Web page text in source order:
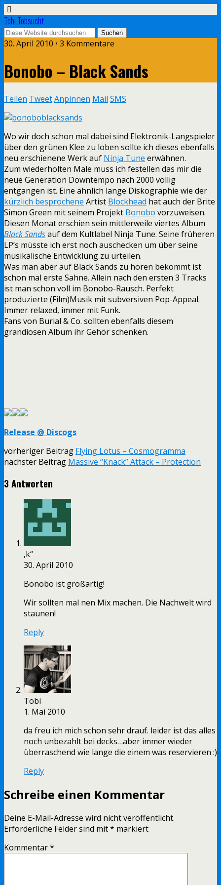
Tobi Tobsucht
30. April 2010 • 3 Kommentare
Bonobo – Black Sands
Teilen TweetAnpinnen Mail SMS
Wo wir doch schon mal dabei sind Elektronik-Langspieler
über den grünen Klee zu loben sollte ich dieses ebenfalls
neu erschienene Werk auf Ninja Tune erwähnen.
Zum wiederholten Male muss ich festellen das mir die
neue Generation Downtempo nach 2000 völlig
entgangen ist. Eine ähnlich lange Diskographie wie der
kürzlich besprochene Artist Blockhead hat auch der Brite
Simon Green mit seinem Projekt Bonobo vorzuweisen.
Diesen Monat erschien sein mittlerweile viertes Album
Black Sandsauf dem Kultlabel Ninja Tune. Seine früheren
LP’s müsste ich erst noch auschecken um über seine
musikalische Entwicklung zu urteilen.
Was man aber auf Black Sands zu hören bekommt ist
schon mal erste Sahne. Allein nach den ersten 3 Tracks
ist man schon voll im Bonobo-Rausch. Perfekt
produzierte (Film)Musik mit subversiven Pop-Appeal.
Immer relaxed, immer mit Funk.
Fans von Burial & Co. sollten ebenfalls diesem
grandiosen Album ihr Gehör schenken.
Release @ Discogs
vorheriger Beitrag Flying Lotus – Cosmogramma
nächster Beitrag Massive “Knack” Attack – Protection
3 Antworten
‚k“
30. April 2010
Bonobo ist großartig!
Wir sollten mal nen Mix machen. Die Nachwelt wird
staunen!
Reply
Tobi
1. Mai 2010
da freu ich mich schon sehr drauf. leider ist das alles
noch unbezahlt bei decks…aber immer wieder
überraschend wie lange die einem was reservieren :)
Reply
Schreibe einen Kommentar
Deine E-Mail-Adresse wird nicht veröffentlicht.
Erforderliche Felder sind mit* markiert
Kommentar*